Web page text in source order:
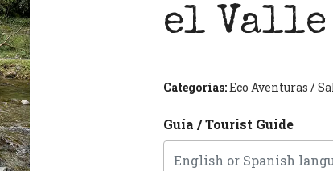
el Valle
Categorías:Eco Aventuras /
Guía / Tourist Guide